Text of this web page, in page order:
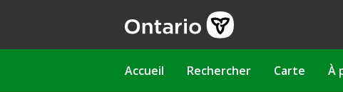
Main
Accueil Rechercher Carte À